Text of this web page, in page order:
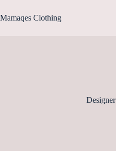
naar
de
Mamaqes Clothing
Designer